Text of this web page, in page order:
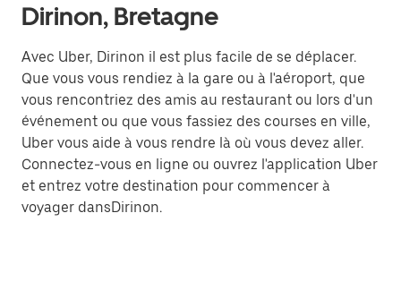
Dirinon, Bretagne
Avec Uber, Dirinon il est plus facile de se déplacer.
Que vous vous rendiez à la gare ou à l'aéroport, que
vous rencontriez des amis au restaurant ou lors d'un
événement ou que vous fassiez des courses en ville,
Uber vous aide à vous rendre là où vous devez aller.
Connectez-vous en ligne ou ouvrez l'application Uber
et entrez votre destination pour commencer à
voyager dansDirinon.